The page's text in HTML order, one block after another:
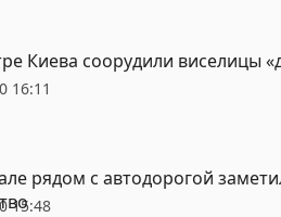
16:11
Киева соорудили виселицы
15:48
рядом с автодорогой